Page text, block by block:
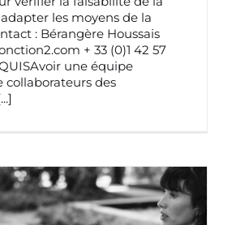
les moyens de la
: Bérangère Houssais
+ 33 (0)1 42 57
une équipe
collaborateurs des